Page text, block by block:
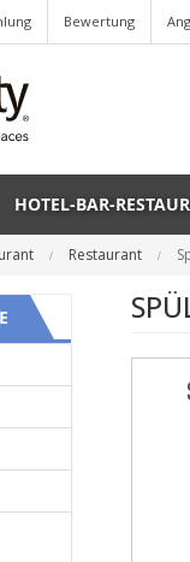
Bewertung
HOTEL-BAR-
Restaurant